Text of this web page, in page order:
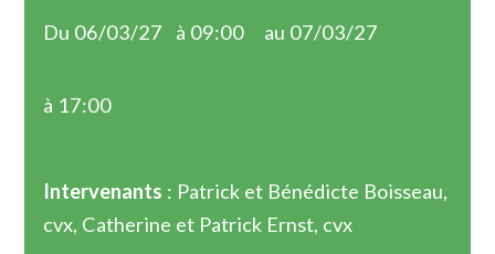
Du 06/03/27 à 09:00 au 07/03/27
à 17:00
Intervenants : Patrick et Bénédicte Boisseau,
cvx, Catherine et Patrick Ernst, cvx